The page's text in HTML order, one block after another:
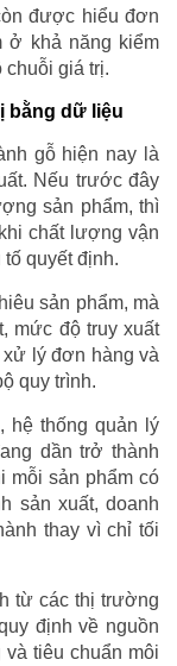
được hiểu đơn
ở khả năng kiểm
chuỗi giá trị.
bằng dữ liệu
gỗ hiện nay là
Nếu trước đây
sản phẩm, thì
chất lượng vận
quyết định.
sản phẩm, mà
mức độ truy xuất
lý đơn hàng và
quy trình.
hệ thống quản lý
dần trở thành
mỗi sản phẩm có
sản xuất, doanh
thay vì chỉ tối
từ các thị trường
định về nguồn
tiêu chuẩn môi